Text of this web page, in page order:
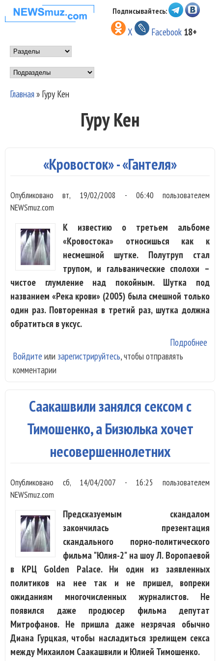
Перейти к основному
содержанию
НОВОСТИ
МУЗЫКИ И
ШОУ БИЗНЕСА
NEWSMUZ.COM
Подписывайтесь:
X Facebook 18+
Main menu
Подразделы
Вы здесь
Главная» Гуру Кен
Гуру Кен
«Кровосток» - «Гантеля»
Опубликовановт, 19/02/2008 - 06:40 пользователем
NEWSmuz.com
К известию о третьем альбоме
«Кровостока» относишься как к
несмешной шутке. Полутруп стал
трупом, и гальванические сполохи –
чистое глумление над покойным. Шутка под
названием «Река крови» (2005) была смешной только
один раз. Повторенная в третий раз, шутка должна
обратиться в уксус.
Подробнее
Войдите или зарегистрируйтесь, чтобы отправлять
комментарии
Саакашвили занялся сексом с
Тимошенко, а Бизюлька хочет
несовершеннолетних
Опубликовано сб, 14/04/2007 - 16:25
пользователем
NEWSmuz.com
Предсказуемым скандалом
закончилась презентация
скандального порно-политического
фильма "Юлия-2" на шоу Л. Воропаевой
в КРЦ Golden Palace. Ни один из заявленных
политиков на нее так и не пришел, вопреки
ожиданиям многочисленных журналистов. Не
появился даже продюсер фильма депутат
Митрофанов. Не пришла даже незрячая обычно
Диана Гурцкая, чтобы насладиться зрелищем секса
между Михаилом Саакашвили и Юлией Тимошенко.